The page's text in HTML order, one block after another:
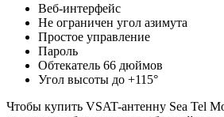
Веб-интерфейс
Не ограничен угол азимута
Простое управление
Пароль
Обтекатель 66 дюймов
Угол высоты до +115°
Чтобы купить VSAT-антенну Sea Tel